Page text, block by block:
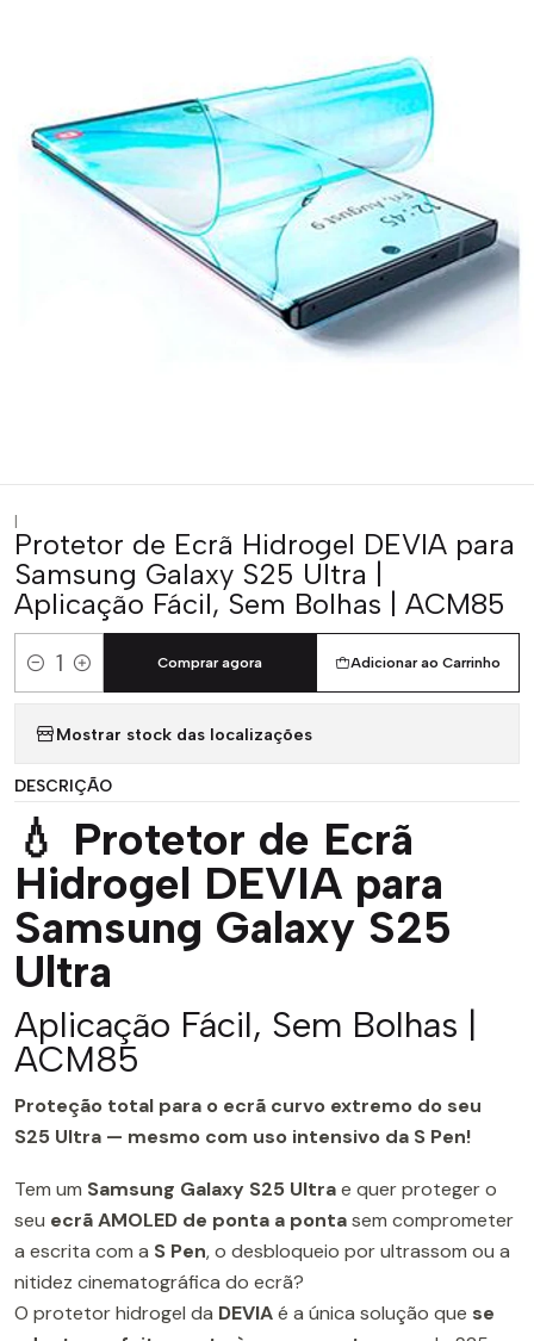
|
Protetor de Ecrã Hidrogel DEVIA para
Samsung Galaxy S25 Ultra |
Aplicação Fácil, Sem Bolhas | ACM85
Quantidade
Adicionar ao Carrinho
Comprar agora
Mostrar stock das localizações
DESCRIÇÃO
💧 Protetor de Ecrã
Hidrogel DEVIA para
Samsung Galaxy S25
Ultra
Aplicação Fácil, Sem Bolhas |
ACM85
Proteção total para o ecrã curvo extremo do seu
S25 Ultra — mesmo com uso intensivo da S Pen!
Tem um Samsung Galaxy S25 Ultrae quer proteger o
seu ecrã AMOLED de ponta a pontasem comprometer
a escrita com a S Pen, o desbloqueio por ultrassom ou a
nitidez cinematográfica do ecrã?
O protetor hidrogel da DEVIAé a única solução que se